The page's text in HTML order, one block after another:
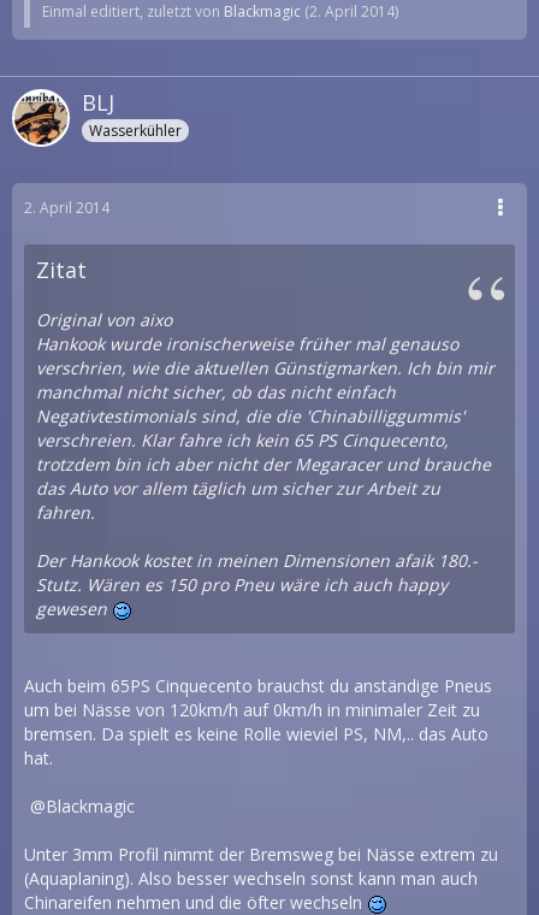
Einmal editiert, zuletzt von Blackmagic (2. April 2014)
BLJ
Wasserkühler
2. April 2014
Zitat
Original von aixo
Hankook wurde ironischerweise früher mal genauso
verschrien, wie die aktuellen Günstigmarken. Ich bin mir
manchmal nicht sicher, ob das nicht einfach
Negativtestimonials sind, die die 'Chinabilliggummis'
verschreien. Klar fahre ich kein 65 PS Cinquecento,
trotzdem bin ich aber nicht der Megaracer und brauche
das Auto vor allem täglich um sicher zur Arbeit zu
fahren.
Der Hankook kostet in meinen Dimensionen afaik 180.-
Stutz. Wären es 150 pro Pneu wäre ich auch happy
gewesen
Auch beim 65PS Cinquecento brauchst du anständige Pneus
um bei Nässe von 120km/h auf 0km/h in minimaler Zeit zu
bremsen. Da spielt es keine Rolle wieviel PS, NM,.. das Auto
hat.
Blackmagic
Unter 3mm Profil nimmt der Bremsweg bei Nässe extrem zu
(Aquaplaning). Also besser wechseln sonst kann man auch
Chinareifen nehmen und die öfter wechseln